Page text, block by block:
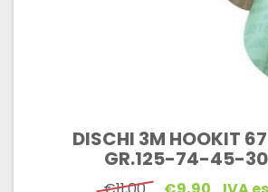
DISCHI 3M HOOKIT
GR.125-74-45-